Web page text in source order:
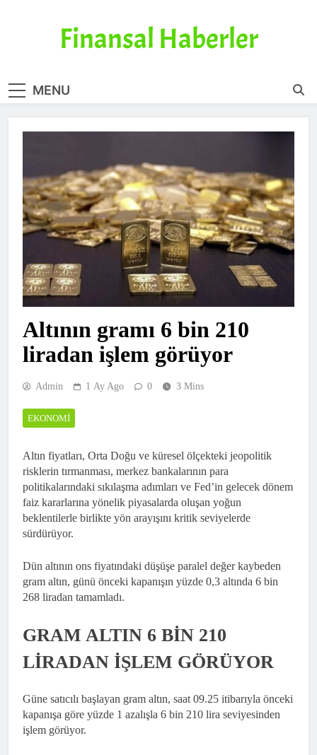
Finansal Haberler
MENU
Altının gramı 6 bin 210
liradan işlem görüyor
Admin 1 Ay Ago 0 3 Mins
EKONOMI
Altın fiyatları, Orta Doğu ve küresel ölçekteki jeopolitik
risklerin tırmanması, merkez bankalarının para
politikalarındaki sıkılaşma adımları ve Fed’in gelecek dönem
faiz kararlarına yönelik piyasalarda oluşan yoğun
beklentilerle birlikte yön arayışını kritik seviyelerde
sürdürüyor.
Dün altının ons fiyatındaki düşüşe paralel değer kaybeden
gram altın, günü önceki kapanışın yüzde 0,3 altında 6 bin
268 liradan tamamladı.
GRAM ALTIN 6 BİN 210
LİRADAN İŞLEM GÖRÜYOR
Güne satıcılı başlayan gram altın, saat 09.25 itibarıyla önceki
kapanışa göre yüzde 1 azalışla 6 bin 210 lira seviyesinden
işlem görüyor.